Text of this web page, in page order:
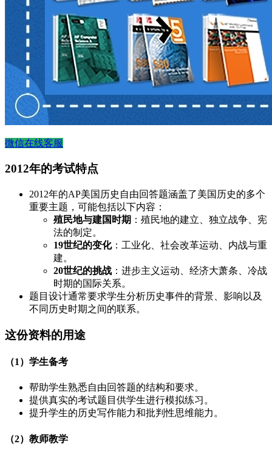
微信在线客服
2012年的考试特点
2012年的AP美国历史自由回答题涵盖了美国历史的多个
重要主题，可能包括以下内容：
殖民地与建国时期 ：殖民地的建立、独立战争、宪
法的制定。
19世纪的变化：工业化、社会改革运动、内战与重
建。
20世纪的挑战 ：进步主义运动、经济大萧条、冷战
时期的国际关系。
题目设计通常要求学生分析历史事件的背景、影响以及
不同历史时期之间的联系。
这份资料的用途
（1）学生备考
帮助学生熟悉自由回答题的结构和要求。
提供真实的考试题目供学生进行模拟练习。
提升学生的历史写作能力和批判性思维能力。
（2）教师教学